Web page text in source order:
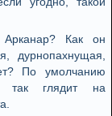
Как он
дурнопахнущая,
По умолчанию
так глядит на